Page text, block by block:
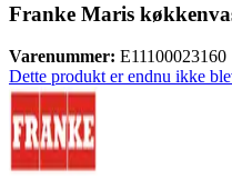
Franke Maris
Varenummer: E11100023160
Dette produkt er endnu ikke